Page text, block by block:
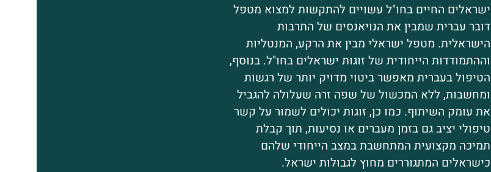
ישראלים החיים בחו"ל עשויים להתקשות למצוא מטפל
דובר עברית שמבין את הנויאנסים של התרבות
הישראלית. מטפל ישראלי מבין את הרקע, המנטליות
וההתמודדות הייחודית של זוגות ישראלים בחו"ל. בנוסף,
הטיפול בעברית מאפשר ביטוי מדויק יותר של רגשות
ומחשבות, ללא המכשול של שפה זרה שעלולה להגביל
את עומק השיתוף. כמו כן, זוגות יכולים לשמור על קשר
טיפולי יציב גם בזמן מעברים או נסיעות, תוך קבלת
תמיכה מקצועית המתחשבת במצב הייחודי שלהם
כישראלים המתגוררים מחוץ לגבולות ישראל.